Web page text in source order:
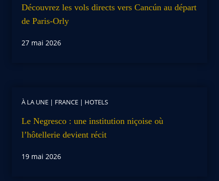
Découvrez les vols directs vers Cancún au départ
de Paris-Orly
27 mai 2026
À LA UNE | FRANCE | HOTELS
Le Negresco : une institution niçoise où
l’hôtellerie devient récit
19 mai 2026